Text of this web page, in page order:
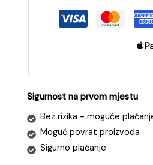
za
šuko
kućnu
utičnicu
Sigurnost na prvom mjestu
Bez rizika - moguće
Moguć povrat proizvoda
Sigurno plaćanje